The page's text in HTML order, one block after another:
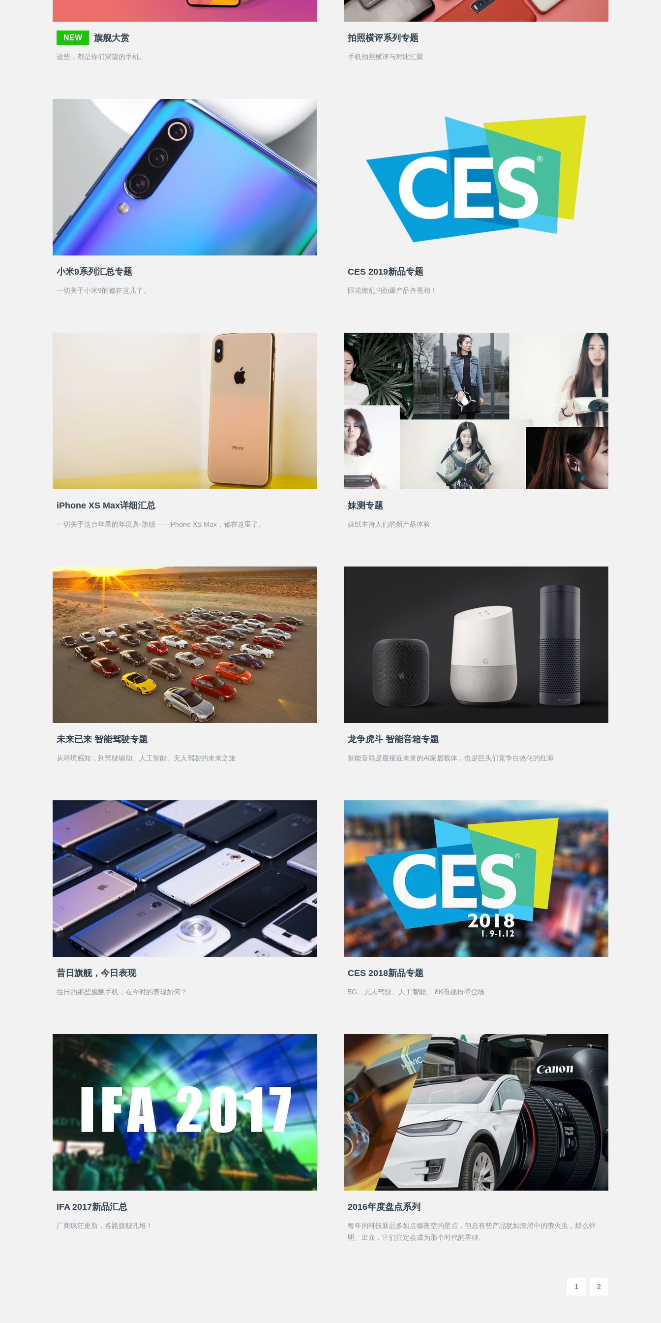
NEW 旗舰大赏
这些，都是你们渴望的手机。
拍照横评系列专题
手机拍照横评与对比汇聚
小米9系列汇总专题
一切关于小米9的都在这儿了。
CES 2019新品专题
眼花缭乱的劲爆产品齐亮相！
iPhone XS Max详细汇总
一切关于这台苹果的年度真·旗舰——iPhone XS Max，都在这里了。
妹测专题
妹纸主持人们的新产品体验
未来已来 智能驾驶专题
从环境感知，到驾驶辅助、人工智能、无人驾驶的未来之旅
龙争虎斗 智能音箱专题
智能音箱是最接近未来的AI家居载体，也是巨头们竞争白热化的红海
昔日旗舰，今日表现
往日的那些旗舰手机，在今时的表现如何？
CES 2018新品专题
5G、无人驾驶、人工智能、 8K电视粉墨登场
IFA 2017新品汇总
厂商疯狂更新，各路旗舰扎堆！
2016年度盘点系列
每年的科技新品多如点缀夜空的星点，但总有些产品犹如漆黑中的萤火虫，那么鲜
明、出众，它们注定会成为那个时代的界碑。
1 2